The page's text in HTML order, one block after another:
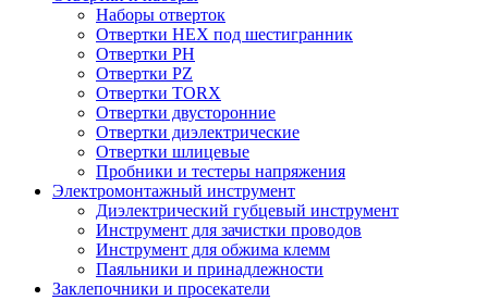
Наборы отверток
Отвертки HEX под шестигранник
Отвертки PH
Отвертки PZ
Отвертки TORX
Отвертки двусторонние
Отвертки диэлектрические
Отвертки шлицевые
Пробники и тестеры напряжения
Электромонтажный инструмент
Диэлектрический губцевый инструмент
Инструмент для зачистки проводов
Инструмент для обжима клемм
Паяльники и принадлежности
Заклепочники и просекатели